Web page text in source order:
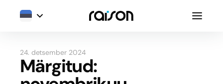
24. detsember 2024
Märgitud: